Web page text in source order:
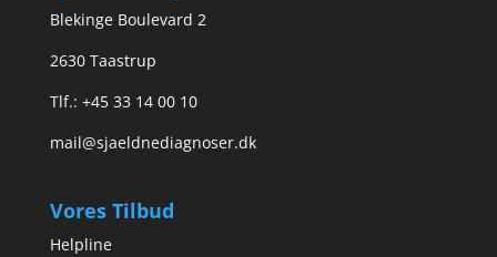
Blekinge Boulevard 2
2630 Taastrup
Tlf.: +45 33 14 00 10
mail@sjaeldnediagnoser.dk
Vores Tilbud
Helpline